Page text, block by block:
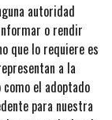
autoridad
o rendir
que lo requiere es
a la
el adoptado
para nuestra